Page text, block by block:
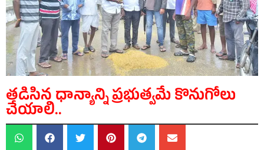
తడిసిన ధాన్యాన్ని ప్రభుత్వమే కొనుగోలు
చేయాలి..